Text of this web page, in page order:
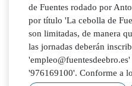
de Fuentes rodado por
por título 'La cebolla de
son limitadas, de manera
las jornadas deberán
'976169100'. Conforme a